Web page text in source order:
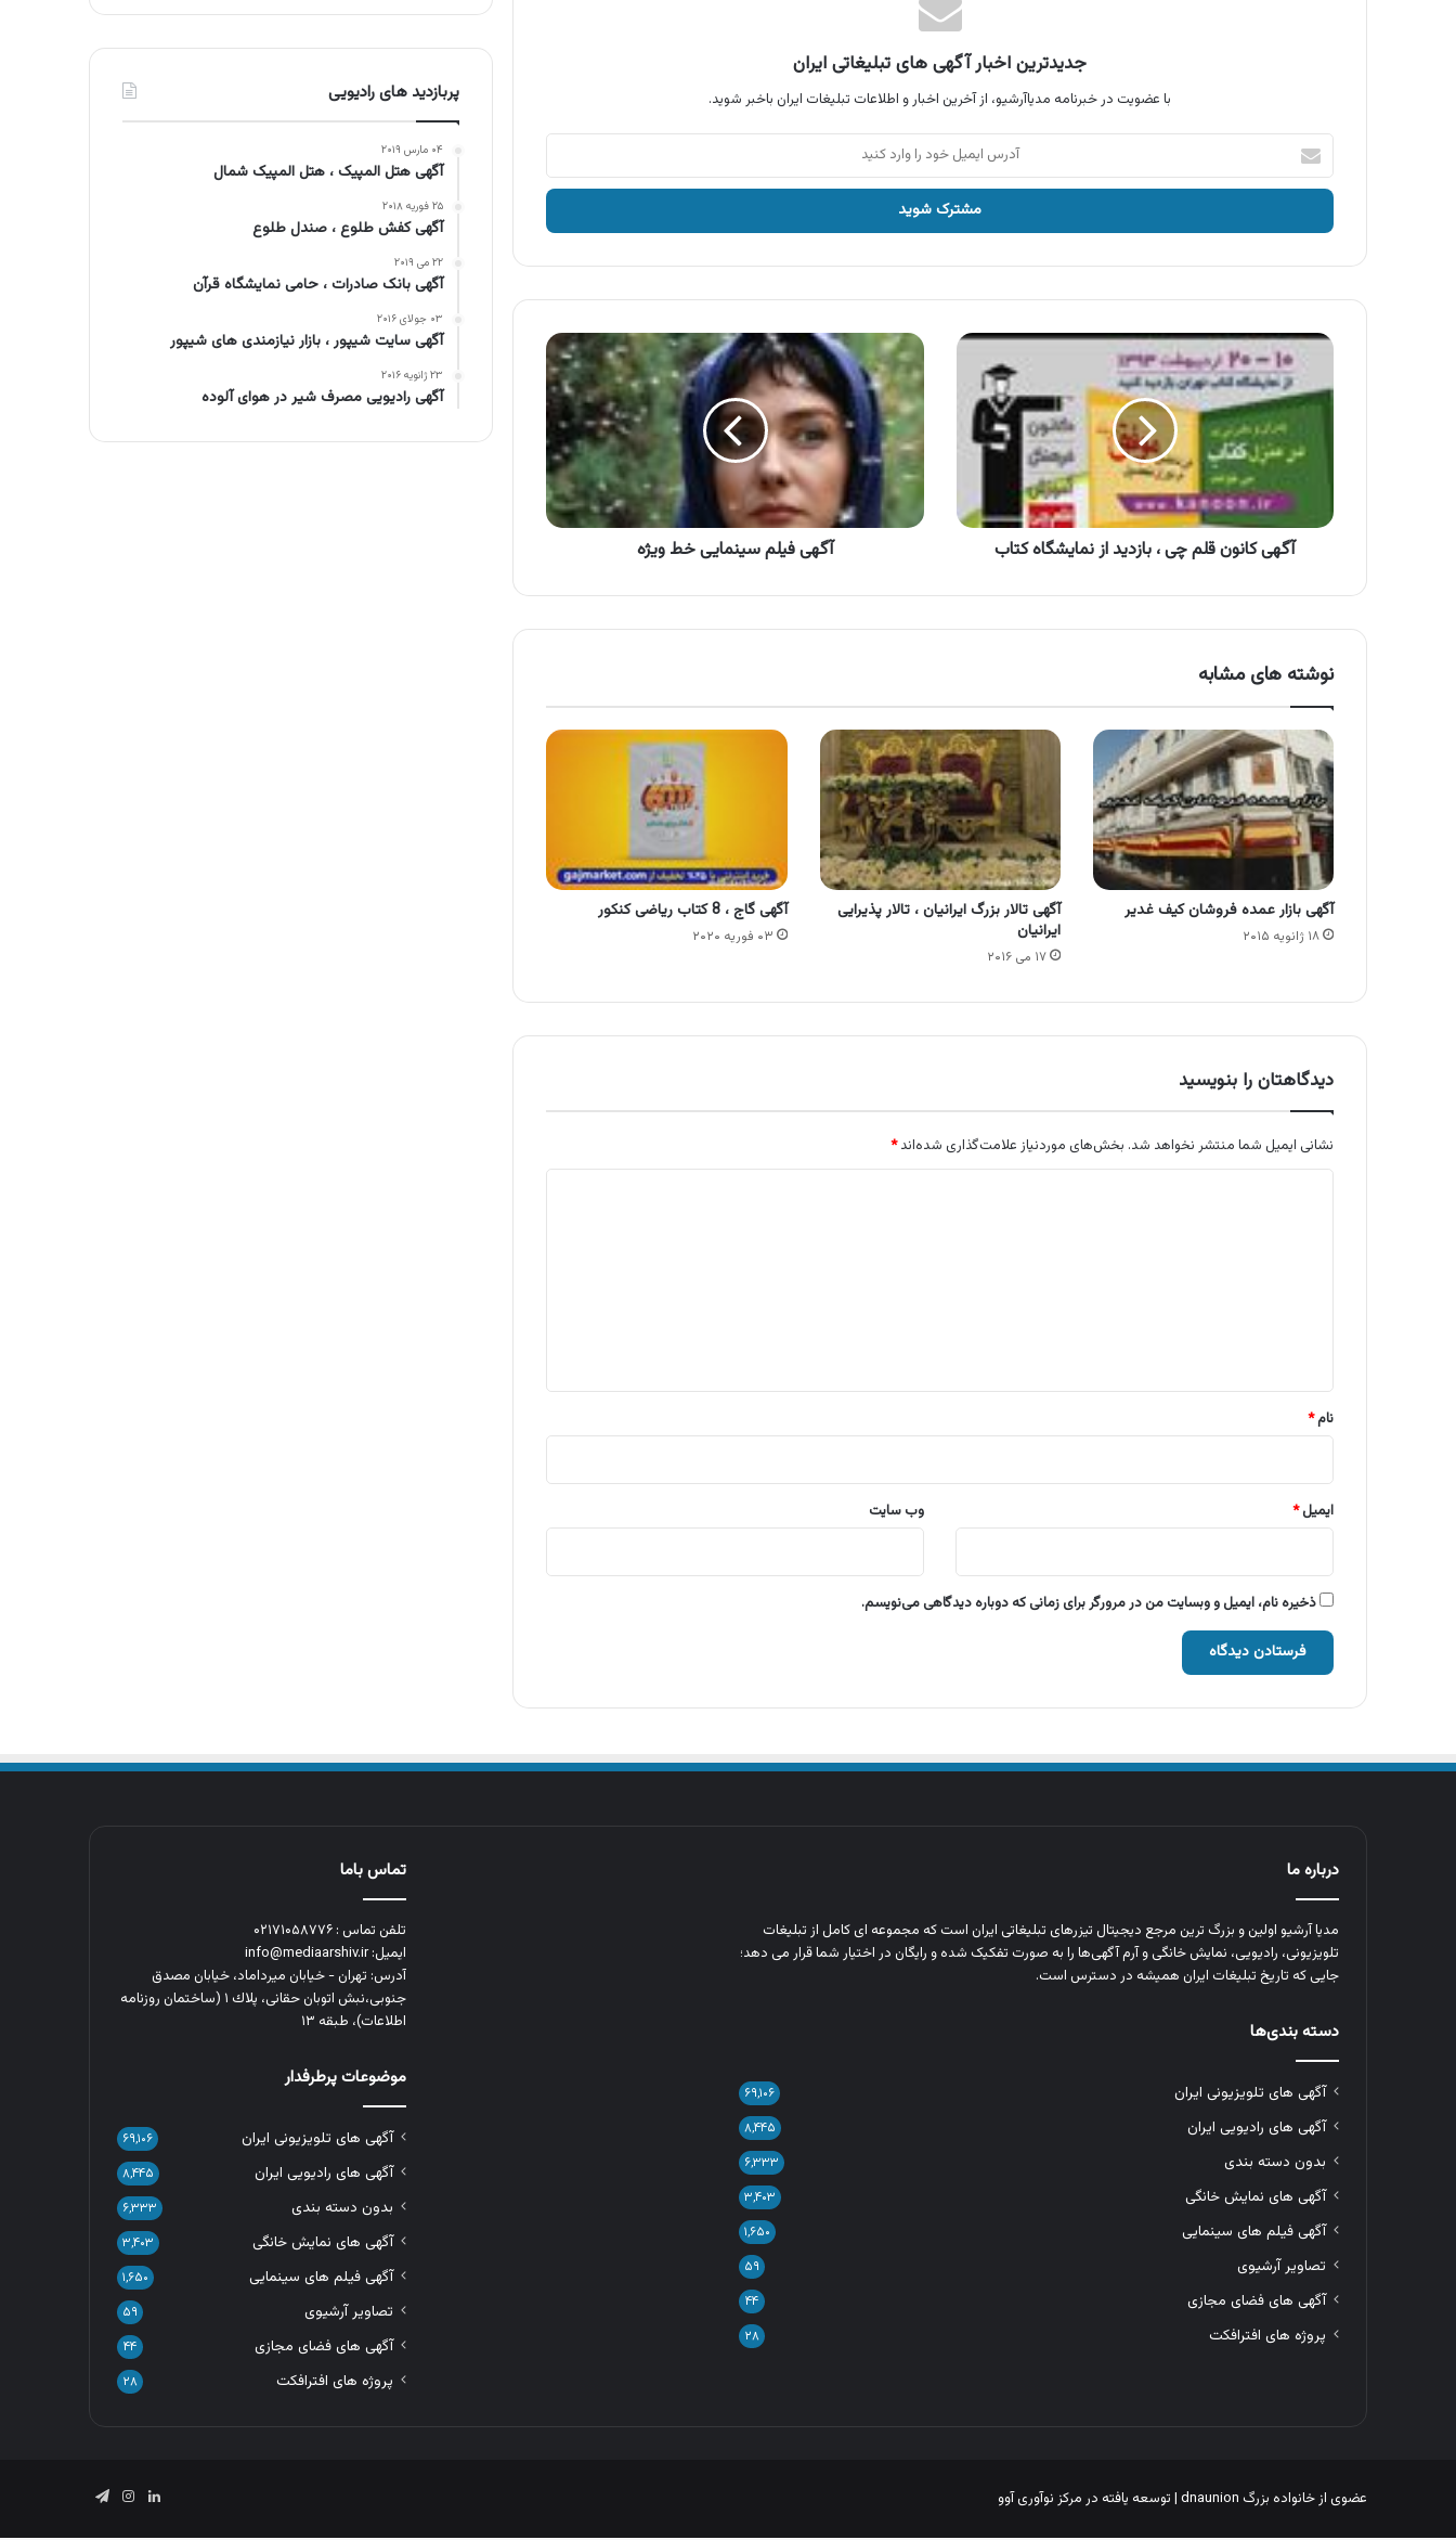
جدیدترین اخبار آگهی های تبلیغاتی ایران
با عضویت در خبرنامه مدیاآرشیو، از آخرین اخبار و اطلاعات تبلیغات ایران باخبر شوید.
آدرس
ایمیل
خود
وارد
آگهی
قلم
چی
بازدید
نمایشگاه
کتاب
آگهی کانون قلم چی ، بازدید از نمایشگاه کتاب
آگهی
فیلم
سینمایی
خط
ویژه
آگهی فیلم سینمایی خط ویژه
نوشته های مشابه
آگهی بازار عمده فروشان کیف غدیر
۱۸ ژانویه ۲۰۱۵
آگهی تالار بزرگ ایرانیان ، تالار پذیرایی
ایرانیان
۱۷ می ۲۰۱۶
آگهی گاج ، 8 کتاب ریاضی کنکور
۰۳ فوریه ۲۰۲۰
دیدگاهتان را بنویسید
نشانی ایمیل شما منتشر نخواهد شد. بخش‌های موردنیاز علامت‌گذاری شده‌اند*
نام*
ایمیل* وب‌ سایت
ذخیره نام، ایمیل و وبسایت من در مرورگر برای زمانی که دوباره دیدگاهی می‌نویسم.
پربازدید های رادیویی
۰۴ مارس ۲۰۱۹
آگهی هتل المپیک ، هتل المپیک شمال
۲۵ فوریه ۲۰۱۸
آگهی کفش طلوع ، صندل طلوع
۲۲ می ۲۰۱۹
آگهی بانک صادرات ، حامی نمایشگاه قرآن
۰۳ جولای ۲۰۱۶
آگهی سایت شیپور ، بازار نیازمندی های شیپور
۲۳ ژانویه ۲۰۱۶
آگهی رادیویی مصرف شیر در هوای آلوده
درباره ما
مدیا آرشیو اولین و بزرگ‌ ترین مرجع دیجیتال تیزرهای تبلیغاتی ایران است که مجموعه‌ ای کامل از تبلیغات
تلویزیونی، رادیویی، نمایش خانگی و آرم‌ آگهی‌ها را به‌ صورت تفکیک‌ شده و رایگان در اختیار شما قرار می‌ دهد؛
جایی که تاریخ تبلیغات ایران همیشه در دسترس است.
دسته بندی‌ها
آگهی های تلویزیونی ایران ۶۹,۱۰۶
آگهی های رادیویی ایران ۸,۴۴۵
بدون دسته بندی ۶,۳۳۳
آگهی های نمایش خانگی ۳,۴۰۳
آگهی فیلم های سینمایی ۱,۶۵۰
تصاویر آرشیوی ۵۹
آگهی های فضای مجازی ۴۴
پروژه های افترافکت ۲۸
تماس باما
تلفن تماس : ۰۲۱۷۱۰۵۸۷۷۶
ایمیل: info@mediaarshiv.ir
آدرس: تهران - خیابان میرداماد، خیابان مصدق
جنوبی،نبش اتوبان حقانی، پلاك ١ (ساختمان روزنامه
اطلاعات)، طبقه ۱۳
موضوعات پرطرفدار
آگهی های تلویزیونی ایران ۶۹,۱۰۶
آگهی های رادیویی ایران ۸,۴۴۵
بدون دسته بندی ۶,۳۳۳
آگهی های نمایش خانگی ۳,۴۰۳
آگهی فیلم های سینمایی ۱,۶۵۰
تصاویر آرشیوی ۵۹
آگهی های فضای مجازی ۴۴
پروژه های افترافکت ۲۸
عضوی از خانواده بزرگ dnaunion | توسعه یافته در مرکز نوآوری آوو لینکدیناینستاگرام
تلگرام